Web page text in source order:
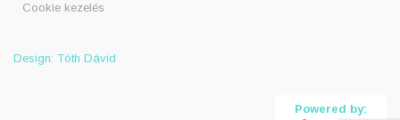
Cookie kezelés
Design: Tóth Dávid
Powered by: